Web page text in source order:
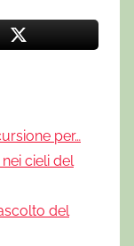
per…
cieli del
del